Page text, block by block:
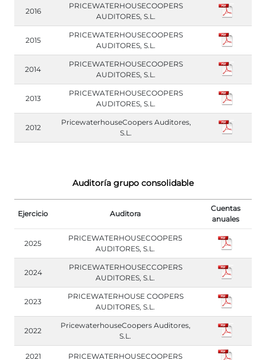
2016
PRICEWATERHOUSECOOPERS
AUDITORES, S.L.
2015
PRICEWATERHOUSECOOPERS
AUDITORES, S.L.
2014
PRICEWATERHOUSECOOPERS
AUDITORES, S.L.
2013
PRICEWATERHOUSECOOPERS
AUDITORES, S.L.
2012
PricewaterhouseCoopers Auditores,
S.L.
Auditoría grupo consolidable
Ejercicio Auditora
Cuentas
anuales
2025
PRICEWATERHOUSECOOPER5
AUDITORES, S.L.
2024
PRICEWATERHOUSECCOPERS
AUDITORES, S.L.
2023
PRICEWATERHOUSE COOPERS
AUDITORES, S.L.
2022
PricewaterhouseCoopers Auditores,
S.L.
2021 PRICEWATERHOUSECOOPERS